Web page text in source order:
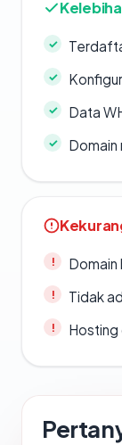
Data
Domain
Tidak
Hosting